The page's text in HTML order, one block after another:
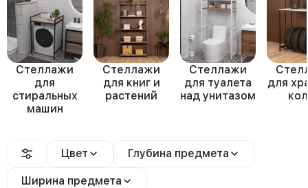
Стеллажи
для
стиральных
машин
Стеллажи
для книг и
растений
Стеллажи
для туалета
над унитазом
для
Цвет Глубина предмета
Ширина предмета